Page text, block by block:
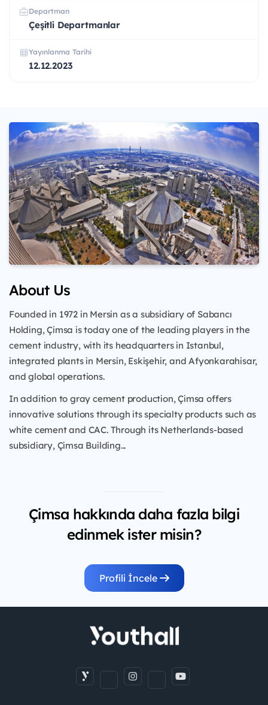
Departman
Çeşitli Departmanlar
Yayınlanma Tarihi
12.12.2023
About Us
Founded in 1972 in Mersin as a subsidiary of Sabancı
Holding, Çimsa is today one of the leading players in the
cement industry, with its headquarters in Istanbul,
integrated plants in Mersin, Eskişehir, and Afyonkarahisar,
and global operations.
In addition to gray cement production, Çimsa offers
innovative solutions through its specialty products such as
white cement and CAC. Through its Netherlands-based
subsidiary, Çimsa Building...
Çimsa hakkında daha fazla bilgi
edinmek ister misin?
Profili İncele